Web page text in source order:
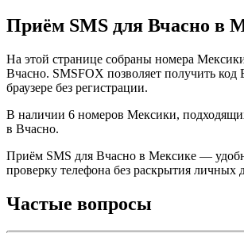
Приём SMS для Вчасно в
На этой странице собраны номера
Вчасно. SMSFOX позволяет получить код
браузере без регистрации.
В наличии 6 номеров Мексики,
в Вчасно.
Приём SMS для Вчасно в Мексике —
проверку телефона без раскрытия личных
Частые вопросы